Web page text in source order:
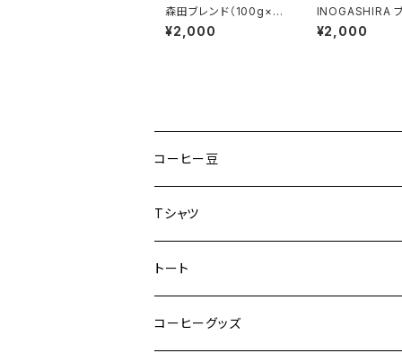
森田ブレンド（100g×
2）
¥2,000
INOGASHIRA
ド 200g
¥2,000
コーヒー豆
Tシャツ
トート
コーヒーグッズ